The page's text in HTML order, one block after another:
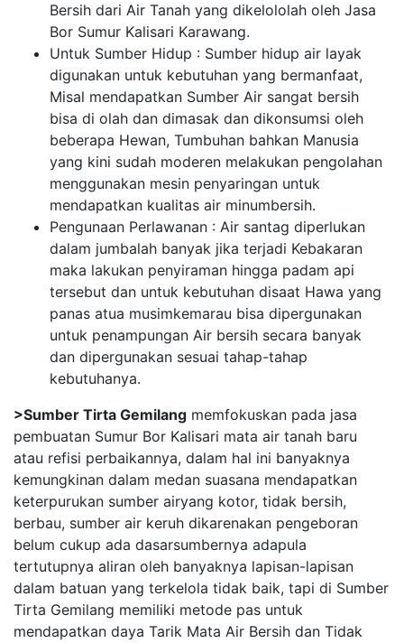
Bersih dari Air Tanah yang dikelololah oleh Jasa
Bor Sumur Kalisari Karawang.
Untuk Sumber Hidup : Sumber hidup air layak
digunakan untuk kebutuhan yang bermanfaat,
Misal mendapatkan Sumber Air sangat bersih
bisa di olah dan dimasak dan dikonsumsi oleh
beberapa Hewan, Tumbuhan bahkan Manusia
yang kini sudah moderen melakukan pengolahan
menggunakan mesin penyaringan untuk
mendapatkan kualitas air minumbersih.
Pengunaan Perlawanan : Air santag diperlukan
dalam jumbalah banyak jika terjadi Kebakaran
maka lakukan penyiraman hingga padam api
tersebut dan untuk kebutuhan disaat Hawa yang
panas atua musimkemarau bisa dipergunakan
untuk penampungan Air bersih secara banyak
dan dipergunakan sesuai tahap-tahap
kebutuhanya.
>Sumber Tirta Gemilang memfokuskan pada jasa
pembuatan Sumur Bor Kalisari mata air tanah baru
atau refisi perbaikannya, dalam hal ini banyaknya
kemungkinan dalam medan suasana mendapatkan
keterpurukan sumber airyang kotor, tidak bersih,
berbau, sumber air keruh dikarenakan pengeboran
belum cukup ada dasarsumbernya adapula
tertutupnya aliran oleh banyaknya lapisan-lapisan
dalam batuan yang terkelola tidak baik, tapi di Sumber
Tirta Gemilang memiliki metode pas untuk
mendapatkan daya Tarik Mata Air Bersih dan Tidak